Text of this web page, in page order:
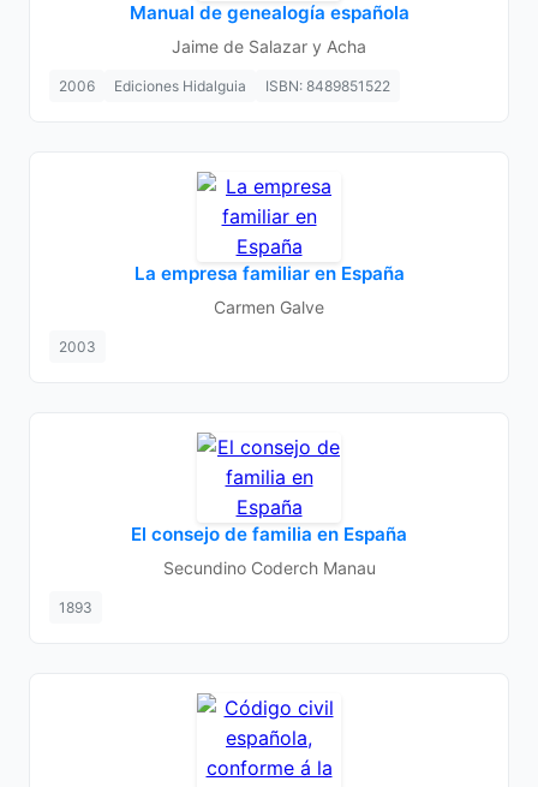
Manual de genealogía española
Jaime de Salazar y Acha
2006 Ediciones Hidalguia ISBN: 8489851522
La empresa familiar en España
Carmen Galve
2003
El consejo de familia en España
Secundino Coderch Manau
1893